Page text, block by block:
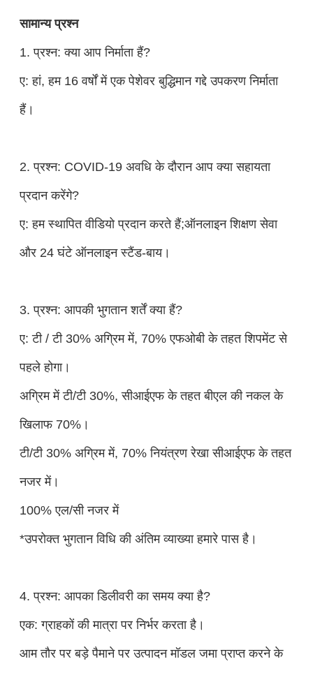
सामान्य प्रश्न
1. प्रश्न: क्या आप निर्माता हैं?
ए: हां, हम 16 वर्षों में एक पेशेवर बुद्धिमान गद्दे उपकरण निर्माता
हैं।
2. प्रश्न: COVID-19 अवधि के दौरान आप क्या सहायता
प्रदान करेंगे?
ए: हम स्थापित वीडियो प्रदान करते हैं;ऑनलाइन शिक्षण सेवा
और 24 घंटे ऑनलाइन स्टैंड-बाय।
3. प्रश्न: आपकी भुगतान शर्तें क्या हैं?
ए: टी / टी 30% अग्रिम में, 70% एफओबी के तहत शिपमेंट से
पहले होगा।
अग्रिम में टी/टी 30%, सीआईएफ के तहत बीएल की नकल के
खिलाफ 70%।
टी/टी 30% अग्रिम में, 70% नियंत्रण रेखा सीआईएफ के तहत
नजर में।
100% एल/सी नजर में
*उपरोक्त भुगतान विधि की अंतिम व्याख्या हमारे पास है।
4. प्रश्न: आपका डिलीवरी का समय क्या है?
एक: ग्राहकों की मात्रा पर निर्भर करता है।
आम तौर पर बड़े पैमाने पर उत्पादन मॉडल जमा प्राप्त करने के